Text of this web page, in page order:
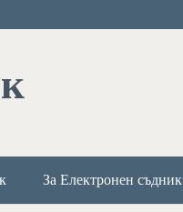
За Електронен съдник